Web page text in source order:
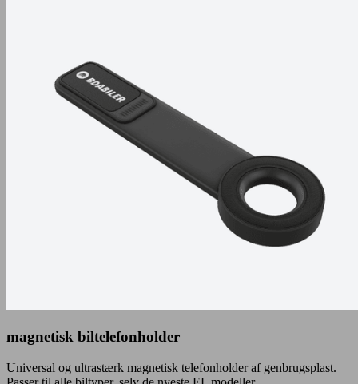
magnetisk biltelefonholder
Universal og ultrastærk magnetisk telefonholder af genbrugsplast.